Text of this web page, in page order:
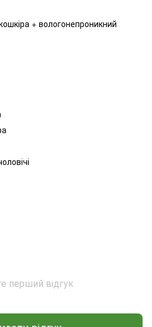
+ вологонепроникний
перший відгук